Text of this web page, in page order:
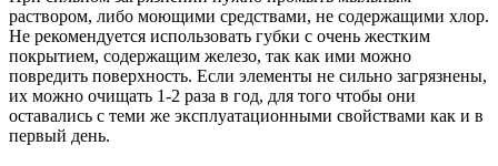
раствором, либо моющими средствами, не содержащими хлор.
Не рекомендуется использовать губки с очень жестким
покрытием, содержащим железо, так как ими можно
повредить поверхность. Если элементы не сильно загрязнены,
их можно очищать 1-2 раза в год, для того чтобы они
оставались с теми же эксплуатационными свойствами как и в
первый день.